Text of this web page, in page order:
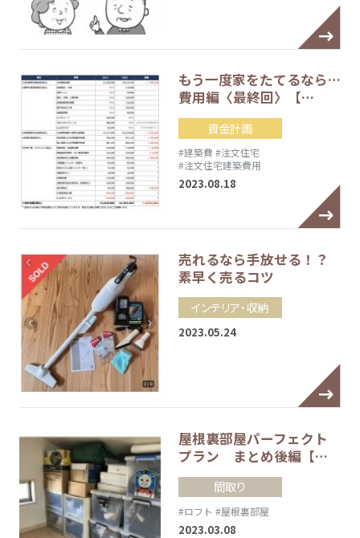
もう一度家をたてるなら…
費用編〈最終回〉【…
資金計画
#建築費 #注文住宅
#注文住宅建築費用
2023.08.18
売れるなら手放せる！？
素早く売るコツ
インテリア・収納
2023.05.24
屋根裏部屋パーフェクト
プラン まとめ後編【…
間取り
#ロフト #屋根裏部屋
2023.03.08